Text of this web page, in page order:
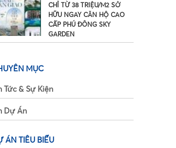
CHỈ TỪ 38 TRIỆU/M2 SỞ
HỮU NGAY CĂN HỘ CAO
CẤP PHÚ ĐÔNG SKY
GARDEN
MỤC
Tức & Sự Kiện
Dự Án
ÁN TIÊU BIỂU